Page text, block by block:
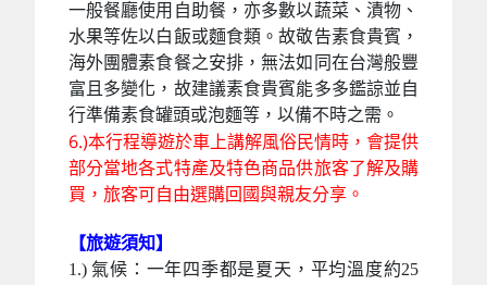
一般餐廳使用自助餐，亦多數以蔬菜、漬物、
水果等佐以白飯或麵食類。故敬告素食貴賓，
海外團體素食餐之安排，無法如同在台灣般豐
富且多變化，故建議素食貴賓能多多鑑諒並自
行準備素食罐頭或泡麵等，以備不時之需。
6.)本行程導遊於車上講解風俗民情時，會提供
部分當地各式特產及特色商品供旅客了解及購
買，旅客可自由選購回國與親友分享。
【旅遊須知】
1.) 氣候：一年四季都是夏天，平均溫度約25